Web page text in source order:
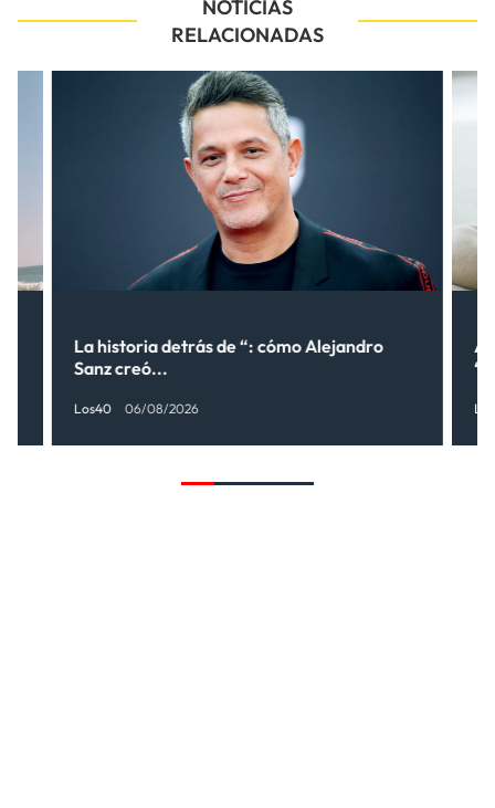
NOTICIAS
RELACIONADAS
La historia detrás de “: cómo Alejandro
Sanz creó...
Los40 06/08/2026